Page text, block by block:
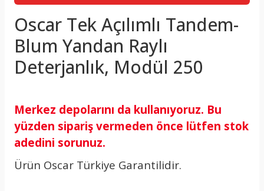
Oscar Tek Açılımlı Tandem-
Blum Yandan Raylı
Deterjanlık, Modül 250
Merkez depolarını da kullanıyoruz. Bu
yüzden sipariş vermeden önce lütfen stok
adedini sorunuz.
Ürün Oscar Türkiye Garantilidir.